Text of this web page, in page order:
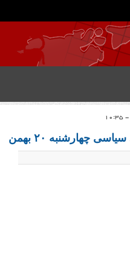
چهارشنبه ۲۰ بهمن